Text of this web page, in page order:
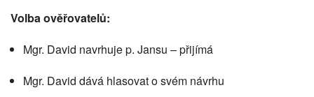
Volba ověřovatelů:
Mgr. David navrhuje p. Jansu – přijímá
Mgr. David dává hlasovat o svém návrhu